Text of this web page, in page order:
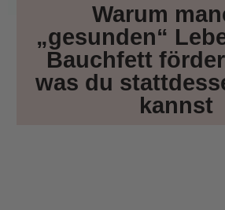
Warum
„gesunden“
Bauchfett
was du
kannst